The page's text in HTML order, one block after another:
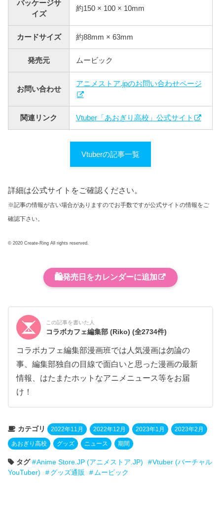
パッケージサ
イズ
約150 × 100 × 10mm
カードサイズ 約88mm × 63mm
発売元 ムービック
お問い合わせ
アニメストア.jpのお問い合わせページ
関連リンク Vtuber「あおぎり高校」公式サイト
Vtuberの記事一覧
詳細は公式サイトをご確認ください。
※記事の情報が古い場合がありますのでお手数ですが公式サイトの情報をご
確認下さい。
© 2020 Create-Ring All rights reserved.
🛍️発売日をカレンダーに追加
この記事を書いた人
コラボカフェ編集部 (Riko)(全2734件)
コラボカフェ編集部漫画班では人気漫画は勿論の
事、編集部独自の目線で面白いと思った漫画の最新
情報、はたまたホットなアニメニュース等をお届
け！
カテゴリ 2022年11月 2022年12月 2023年1月 2023年2月
あおぎり高校 グッズ ニュース 期間
タグ Anime Store.JP (アニメストア.JP)
Vtuber (バーチャル
YouTuber)
グッズ通販 ムービック